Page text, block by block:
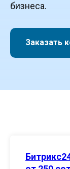
бизнеса.
Заказать